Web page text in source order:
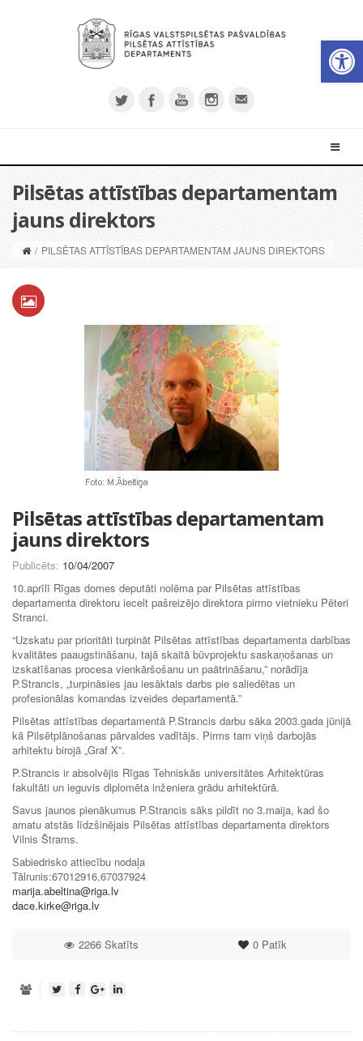
Pilsētas attīstības departamentam
jauns direktors
/ PILSĒTAS ATTĪSTĪBAS DEPARTAMENTAM JAUNS DIREKTORS
Pilsētas attīstības departamentam
jauns direktors
Publicēts: 10/04/2007
10.aprīlī Rīgas domes deputāti nolēma par Pilsētas attīstības
departamenta direktoru iecelt pašreizējo direktora pirmo vietnieku Pēteri
Stranci.
“Uzskatu par prioritāti turpināt Pilsētas attīstības departamenta darbības
kvalitātes paaugstināšanu, tajā skaitā būvprojektu saskaņošanas un
izskatīšanas procesa vienkāršošanu un paātrināšanu,” norādīja
P.Strancis, „turpināsies jau iesāktais darbs pie saliedētas un
profesionālas komandas izveides departamentā.”
Pilsētas attīstības departamentā P.Strancis darbu sāka 2003.gada jūnijā
kā Pilsētplānošanas pārvaldes vadītājs. Pirms tam viņš darbojās
arhitektu birojā „Graf X”.
P.Strancis ir absolvējis Rīgas Tehniskās universitātes Arhitektūras
fakultāti un ieguvis diplomēta inženiera grādu arhitektūrā.
Savus jaunos pienākumus P.Strancis sāks pildīt no 3.maija, kad šo
amatu atstās līdzšinējais Pilsētas attīstības departamenta direktors
Vilnis Štrams.
Sabiedrisko attiecību nodaļa
Tālrunis:67012916,67037924
marija.abeltina@riga.lv
dace.kirke@riga.lv
0Patīk
2266 Skatīts